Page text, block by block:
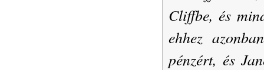
Cliffbe, és
ehhez
pénzért, és